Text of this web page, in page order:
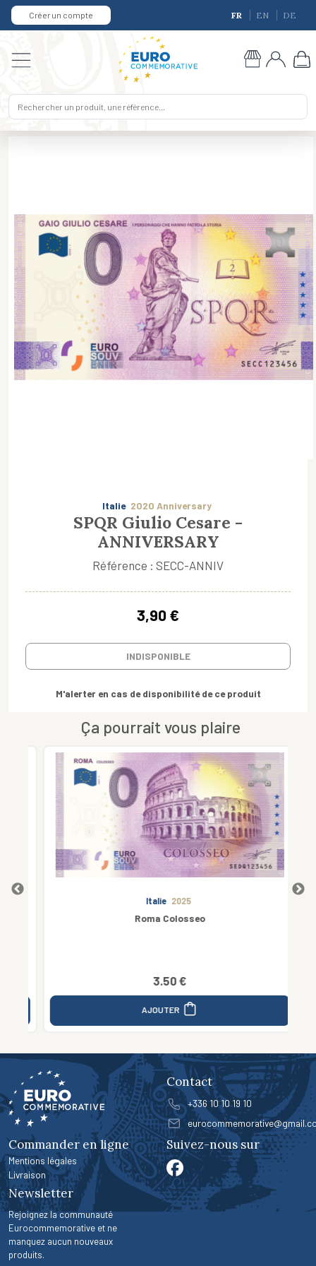
Créer un compte FR EN DE
Italie 2020 Anniversary
SPQR Giulio Cesare -
ANNIVERSARY
Référence : SECC-ANNIV
3,90 €
INDISPONIBLE
M'alerter en cas de disponibilité de ce produit
Ça pourrait vous plaire
Italie 2025
Roma Colosseo
3.50 €
AJOUTER
Contact
+336 10 10 19 10
Commander en ligne
Mentions légales
Livraison
Suivez-nous sur
Newsletter
Rejoignez la communauté
Eurocommemorative et ne
manquez aucun nouveaux
produits.